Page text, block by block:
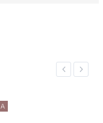
Previous
Next